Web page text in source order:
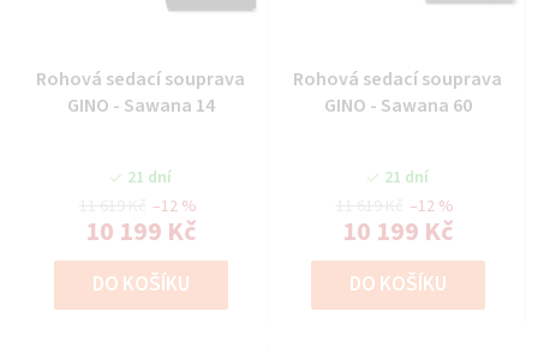
Rohová sedací souprava
GINO - Sawana 14
21 dní
10 199 Kč
–12 %
DO KOŠÍKU
Rohová sedací souprava
GINO - Sawana 60
21 dní
10 199 Kč
–12 %
DO KOŠÍKU